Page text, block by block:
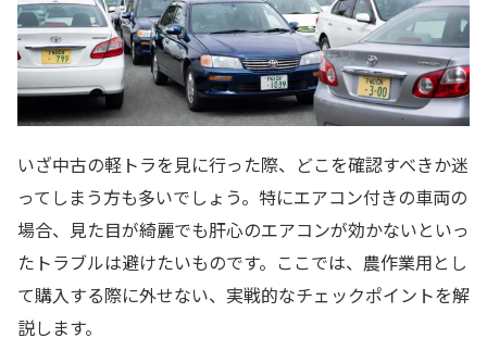
いざ中古の軽トラを見に行った際、どこを確認すべきか迷
ってしまう方も多いでしょう。特にエアコン付きの車両の
場合、見た目が綺麗でも肝心のエアコンが効かないといっ
たトラブルは避けたいものです。ここでは、農作業用とし
て購入する際に外せない、実戦的なチェックポイントを解
説します。